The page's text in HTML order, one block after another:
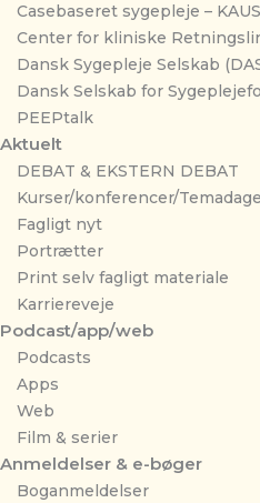
Casebaseret sygepleje –
Center for kliniske
Dansk Sygepleje Selskab
Dansk Selskab for
PEEPtalk
Aktuelt
DEBAT & EKSTERN DEBAT
Kurser/konferencer/Temadage
Fagligt nyt
Portrætter
Print selv fagligt materiale
Karriereveje
Podcast/app/web
Podcasts
Apps
Web
Film & serier
Anmeldelser & e-bøger
Boganmeldelser